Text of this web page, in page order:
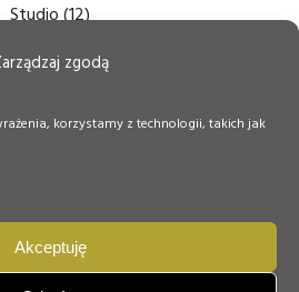
zgodą
korzystamy z technologii, takich jak
Akceptuję
Studio(12)
bezcieniowe
ślubne(14)
Dnia(50)